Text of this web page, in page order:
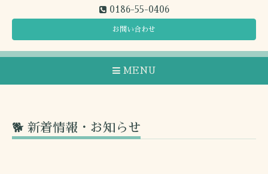
0186-55-0406
お問い合わせ
MENU
🐕 新着情報・お知らせ